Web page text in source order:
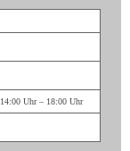
14:00 Uhr – 18:00 Uhr